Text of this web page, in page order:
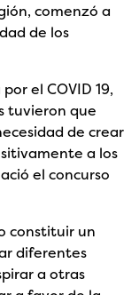
comenzó a
de los
el COVID 19,
tuvieron que
de crear
a los
el concurso
constituir un
diferentes
a otras